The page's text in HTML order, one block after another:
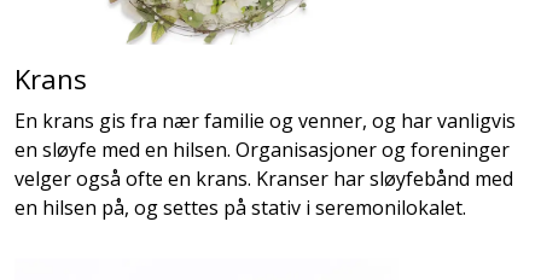
Krans
En krans gis fra nær familie og venner, og har vanligvis
en sløyfe med en hilsen. Organisasjoner og foreninger
velger også ofte en krans. Kranser har sløyfebånd med
en hilsen på, og settes på stativ i seremonilokalet.